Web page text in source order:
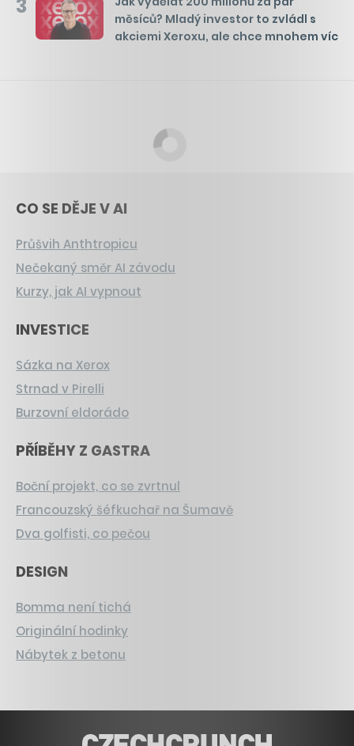
3
měsíců? Mladý investor to zvládl s
akciemi Xeroxu, ale chce mnohem víc
CO SE DĚJE V AI
Průšvih Anthtropicu
Nečekaný směr AI závodu
Kurzy, jak AI vypnout
INVESTICE
Sázka na Xerox
Strnad v Pirelli
Burzovní eldorádo
PŘÍBĚHY Z GASTRA
Boční projekt, co se zvrtnul
Francouzský šéfkuchař na Šumavě
Dva golfisti, co pečou
DESIGN
Bomma není tichá
Originální hodinky
Nábytek z betonu